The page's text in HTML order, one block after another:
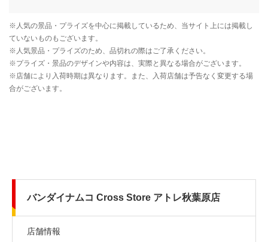
バンダイナムコ Cross Store アトレ秋葉原店
店舗情報